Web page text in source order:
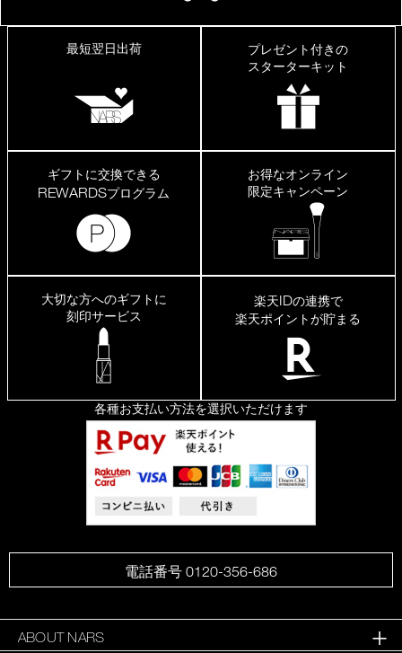
最短翌日出荷
プレゼント付きの
スターターキット
ギフトに交換できる
REWARDSプログラム
お得なオンライン
限定キャンペーン
大切な方へのギフトに
刻印サービス
楽天IDの連携で
楽天ポイントが貯まる
各種お支払い方法を選択いただけます
電話番号 0120-356-686
ABOUT NARS